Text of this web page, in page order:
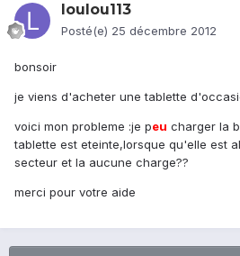
loulou113
Posté(e) 25 décembre 2012
bonsoir
je viens d'acheter une tablette
voici mon probleme :je peu charger la
tablette est eteinte,lorsque qu'elle est
secteur et la aucune charge??
merci pour votre aide